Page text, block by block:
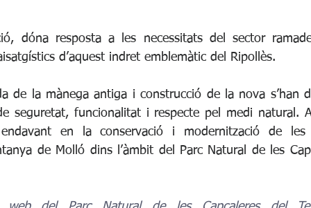
dóna resposta a les necessitats del sector
d’aquest indret emblemàtic del Ripollès.
de la mànega antiga i construcció de la nova s’han
seguretat, funcionalitat i respecte pel medi natural.
en la conservació i modernització de les
de Molló dins l’àmbit del Parc Natural de les